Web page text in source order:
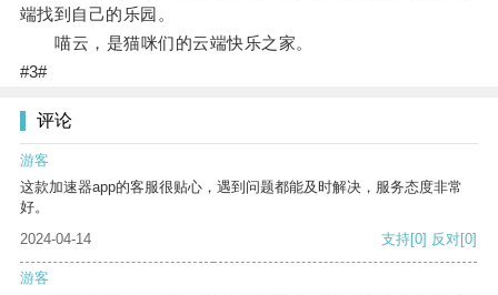
端找到自己的乐园。
喵云，是猫咪们的云端快乐之家。
#3#
评论
游客
这款加速器app的客服很贴心，遇到问题都能及时解决，服务态度非常
好。
2024-04-14
支持[0] 反对[0]
游客